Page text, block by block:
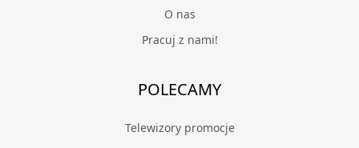
O nas
Pracuj z nami!
POLECAMY
Telewizory promocje